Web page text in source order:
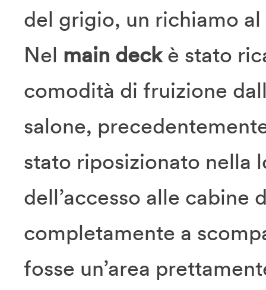
del grigio, un richiamo
Nel main deckè stato
comodità di fruizione
salone,
stato riposizionato nella
dell’accesso alle
completamente a
fosse un’area